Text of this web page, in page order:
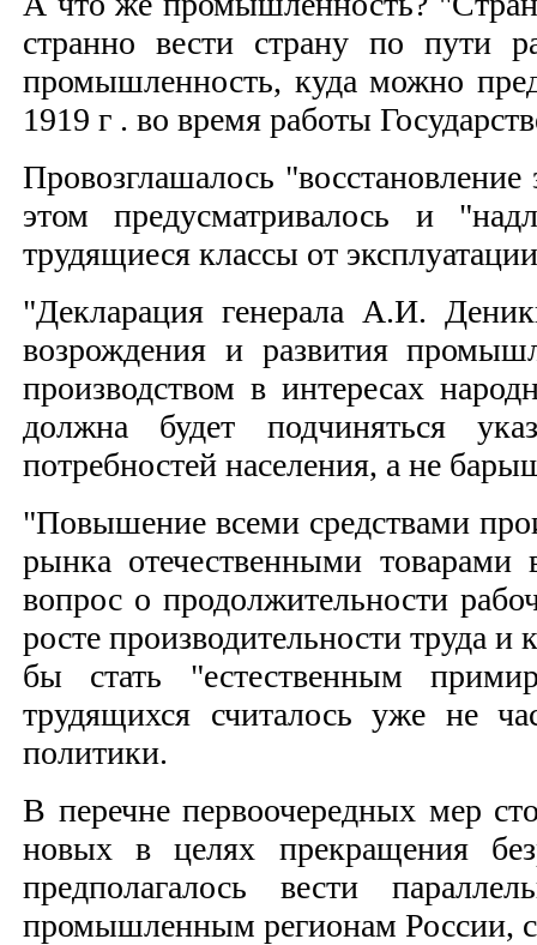
странно вести страну по пути
промышленность, куда можно
1919 г . во время работы
Провозглашалось
этом предусматривалось и
трудящиеся классы от
"Декларация генерала А.И.
возрождения и развития
производством в интересах
должна будет подчиняться
потребностей населения, а не
"Повышение всеми средствами
рынка отечественными
вопрос о продолжительности
росте производительности труда
бы стать "естественным
трудящихся считалось уже не
политики.
В перечне первоочередных мер
новых в целях прекращения
предполагалось вести
промышленным регионам России,